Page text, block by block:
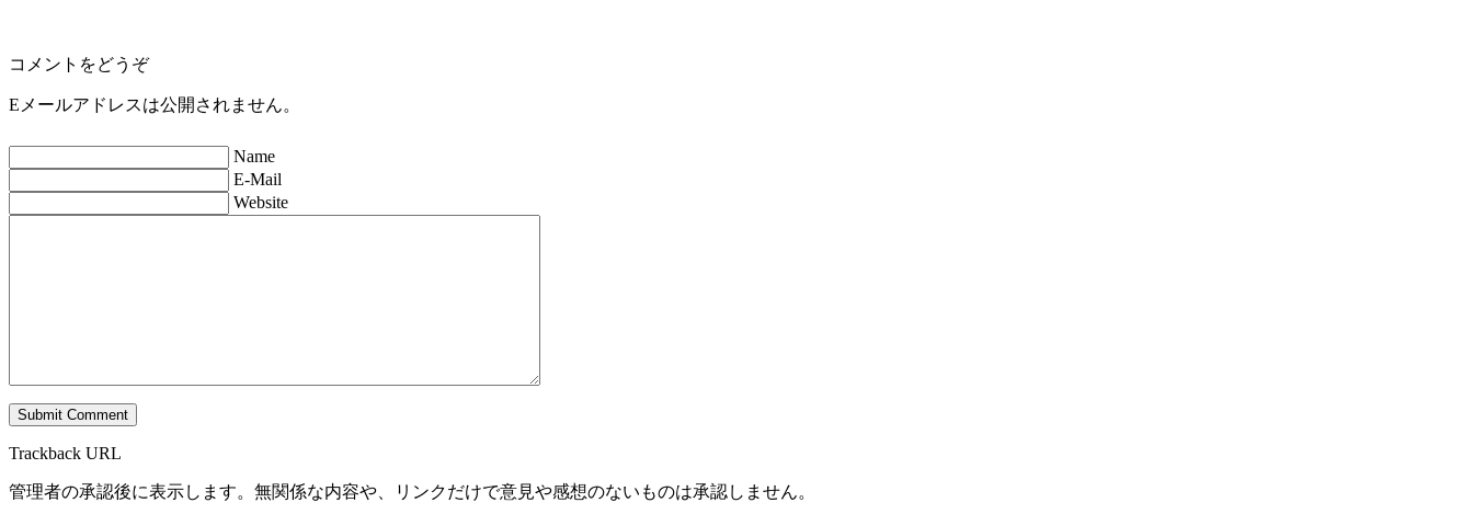
コメントをどうぞ
Eメールアドレスは公開されません。
Name
E-Mail
Website
Trackback URL
管理者の承認後に表示します。無関係な内容や、リンクだけで意見や感想のないものは承認しません。